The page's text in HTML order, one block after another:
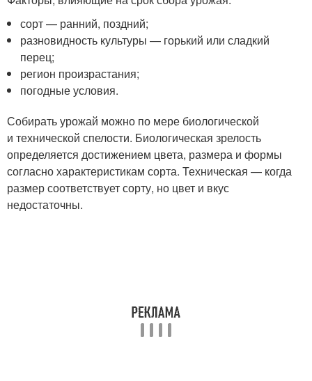
сорт — ранний, поздний;
разновидность культуры — горький или сладкий
перец;
регион произрастания;
погодные условия.
Собирать урожай можно по мере биологической
и технической спелости. Биологическая зрелость
определяется достижением цвета, размера и формы
согласно характеристикам сорта. Техническая — когда
размер соответствует сорту, но цвет и вкус
недостаточны.